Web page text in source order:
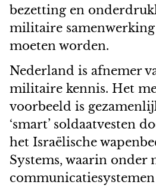
bezetting en
militaire
moeten worden.
Nederland is afnemer
militaire kennis. Het
voorbeeld is
‘smart’ soldaatvesten
het Israëlische
Systems, waarin onder